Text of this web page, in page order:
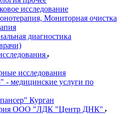
исследование
Мониторная очистка
диагностика
исследования
- медицинские услуги по
Курган
ООО "ЛДК "Центр ДНК"